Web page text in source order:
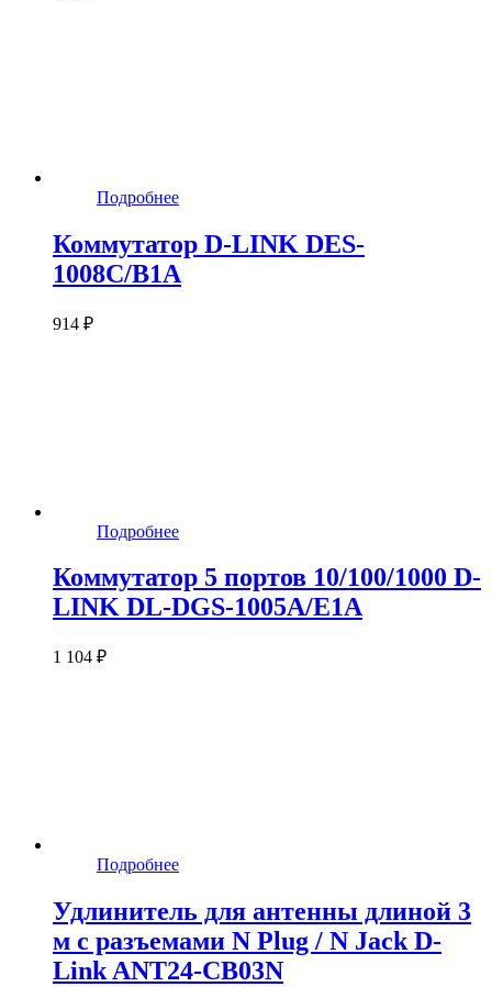
Подробнее
Коммутатор D-LINK DES-
1008C/B1A
914 ₽
Подробнее
Коммутатор 5 портов 10/100/1000 D-
LINK DL-DGS-1005A/E1A
1 104 ₽
Подробнее
Удлинитель для антенны длиной 3
м с разъемами N Plug / N Jack D-
Link ANT24-CB03N